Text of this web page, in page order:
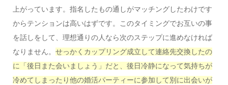
上がっています。指名したもの通しがマッチングしたわけです
からテンションは高いはずです。このタイミングでお互いの事
を話しをして、理想通りの人なら次のステップに進めなければ
なりません。 せっかくカップリング成立して連絡先交換したの
に「後日また会いましょう」だと、後日冷静になって気持ちが
冷めてしまったり他の婚活パーティーに参加して別に出会いが